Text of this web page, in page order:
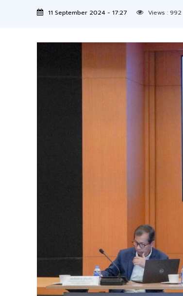
11 September 2024 - 17:27 Views : 992